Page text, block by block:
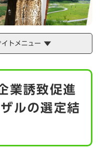
トメニュー
業誘致促進
ルの選定結